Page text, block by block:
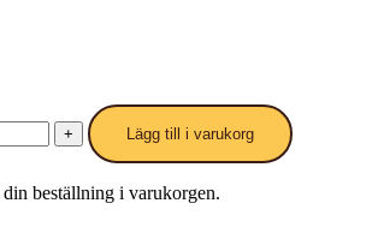
+ Lägg till i varukorg
beställning i varukorgen.